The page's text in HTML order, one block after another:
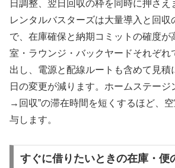
日調整、翌日回収の枠を同時に押さ
レンタルバスターズは大量導入と回収
で、在庫確保と納期コミットの確度が
室・ラウンジ・バックヤードそれぞれ
出し、電源と配線ルートも含めて見積
日の変更が減ります。ホームステー
→回収”の滞在時間を短くするほど、
与します。
すぐに借りたいときの在庫・便